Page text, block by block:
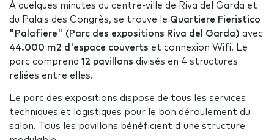
À quelques minutes du centre-ville de Riva del Garda et
du Palais des Congrès, se trouve le Quartiere Fieristico
"Palafiere" (Parc des expositions Riva del Garda) avec
44.000 m2 d'espace couverts et connexion Wifi. Le
parc comprend 12 pavillons divisés en 4 structures
reliées entre elles.
Le parc des expositions dispose de tous les services
techniques et logistiques pour le bon déroulement du
salon. Tous les pavillons bénéficient d'une structure